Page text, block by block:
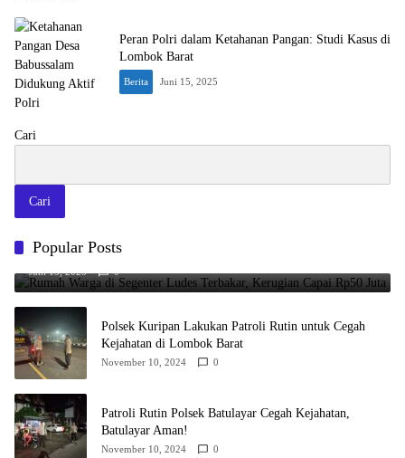
Peran Polri dalam Ketahanan Pangan: Studi Kasus di
Lombok Barat
Berita Juni 15, 2025
Cari
Cari
Popular Posts
Juta
Juni 15, 2025 0
Polsek Kuripan Lakukan Patroli Rutin untuk Cegah
Kejahatan di Lombok Barat
November 10, 2024 0
Patroli Rutin Polsek Batulayar Cegah Kejahatan,
Batulayar Aman!
November 10, 2024 0